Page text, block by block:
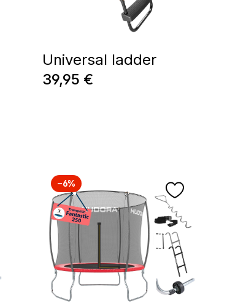
Universal ladder
Prix régulier :
39,95 €
−6%